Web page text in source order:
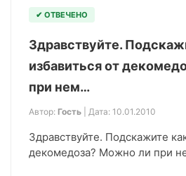
✔ ОТВЕЧЕНО
Здравствуйте.
избавиться от
при нем…
Автор: Гость | Дата: 10.01.2010
Здравствуйте. Подскажите
декомедоза? Можно ли при